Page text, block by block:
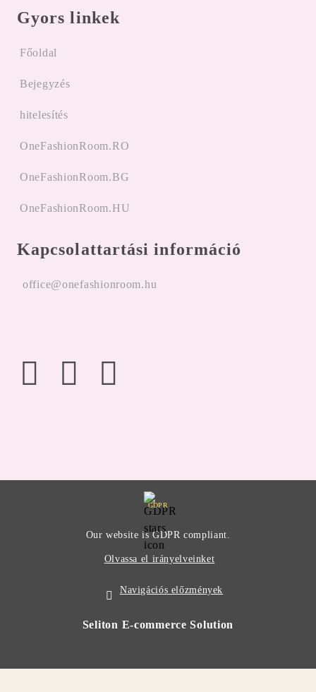
Gyors linkek
Főoldal
Bejegyzés
hitelesítés
OneFashionRoom.RO
OneFashionRoom.BG
OneFashionRoom.HU
Kapcsolattartási információ
office@onefashionroom.hu
GDPR
Our website is GDPR compliant.
Olvassa el irányelveinket
Navigációs előzmények
Seliton E-commerce Solution